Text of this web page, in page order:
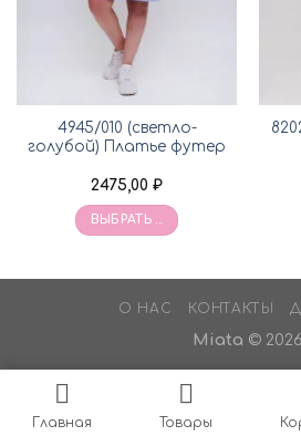
4945/010 (светло-
голубой) Платье футер
2475,00 ₽
ВЫБРАТЬ ...
О НАС КОНТАКТЫ
Miata © 2026
Главная Товары